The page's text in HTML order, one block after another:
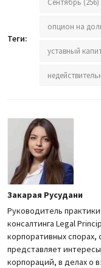
Теги:
опцион на
уставный
Закарая Русудани
Руководитель
консалтинга Legal
корпоративных спорах,
представляет
корпораций, в делах о